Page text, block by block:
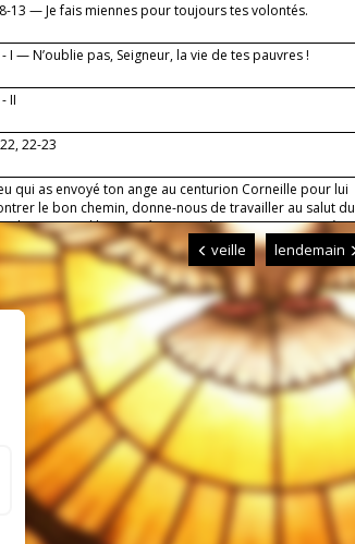
13 — Je fais miennes pour toujours tes volontés.
I — N’oublie pas, Seigneur, la vie de tes pauvres !
II
22-23
qui as envoyé ton ange au centurion Corneille pour lui
le bon chemin, donne-nous de travailler au salut du
: qu'avec l'humanité tout entière, en communion à
Église, nous parvenions jusqu'à toi.veille lendemain